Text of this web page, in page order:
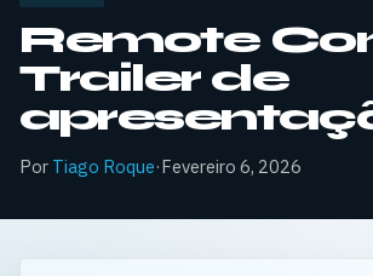
Remote
Trailer de
Por Tiago Roque·Fevereiro 6, 2026